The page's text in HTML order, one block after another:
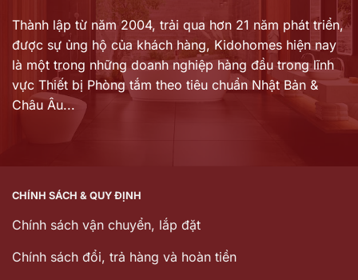
Thành lập từ năm 2004, trải qua hơn 21 năm phát triển,
được sự ủng hộ của khách hàng, Kidohomes hiện nay
là một trong những doanh nghiệp hàng đầu trong lĩnh
vực Thiết bị Phòng tắm theo tiêu chuẩn Nhật Bản &
Châu Âu...
CHÍNH SÁCH & QUY ĐỊNH
Chính sách vận chuyển, lắp đặt
Chính sách đổi, trả hàng và hoàn tiền